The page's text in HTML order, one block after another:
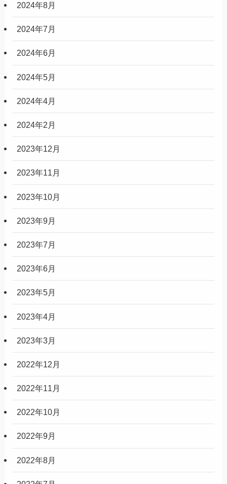
2024年8月
2024年7月
2024年6月
2024年5月
2024年4月
2024年2月
2023年12月
2023年11月
2023年10月
2023年9月
2023年7月
2023年6月
2023年5月
2023年4月
2023年3月
2022年12月
2022年11月
2022年10月
2022年9月
2022年8月